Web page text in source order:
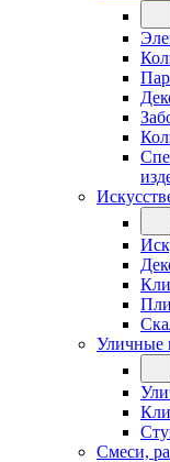
Уличные
Смеси,